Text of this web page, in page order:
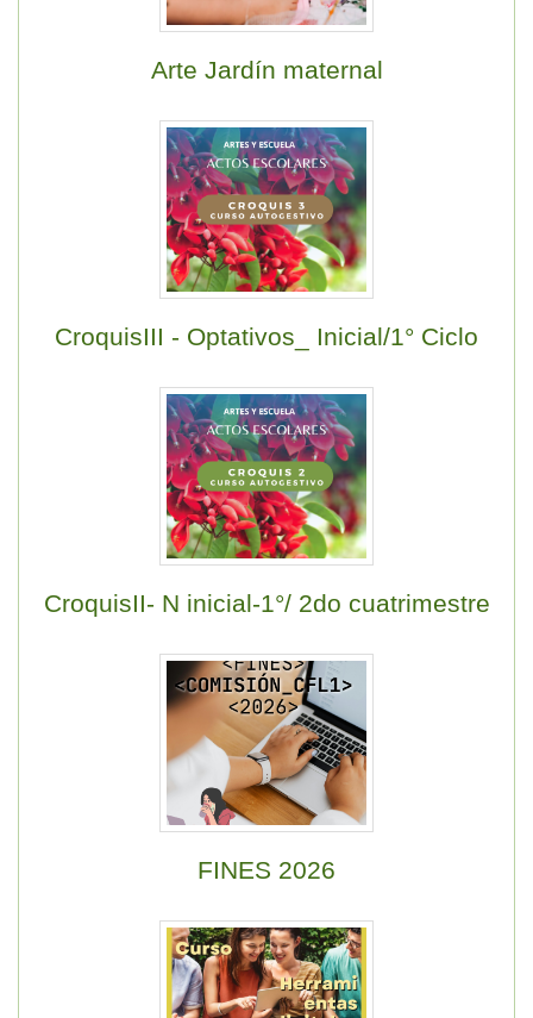
Arte Jardín maternal
CroquisIII - Optativos_ Inicial/1° Ciclo
CroquisII- N inicial-1°/ 2do cuatrimestre
FINES 2026